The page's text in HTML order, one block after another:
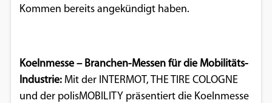
Kommen bereits angekündigt haben.
Koelnmesse – Branchen-Messen für die Mobilitäts-
Industrie:Mit der INTERMOT, THE TIRE COLOGNE
und der polisMOBILITY präsentiert die Koelnmesse
Google Maps